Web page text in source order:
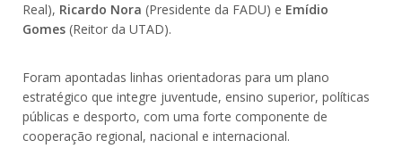
Real), Ricardo Nora (Presidente da FADU) e Emídio
Gomes (Reitor da UTAD).
Foram apontadas linhas orientadoras para um plano
estratégico que integre juventude, ensino superior, políticas
públicas e desporto, com uma forte componente de
cooperação regional, nacional e internacional.